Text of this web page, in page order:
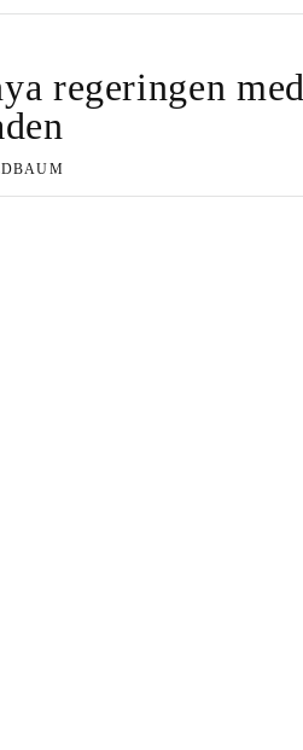
regeringen med